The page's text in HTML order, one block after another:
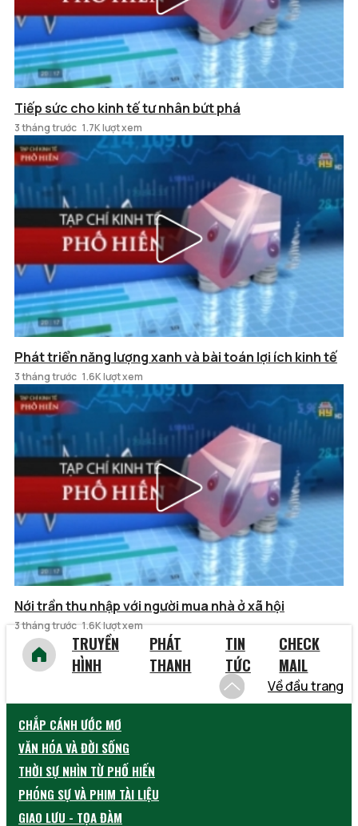
Tiếp sức cho kinh tế tư nhân bứt phá
3 tháng trước 1.7K lượt xem
Phát triển năng lượng xanh và bài toán lợi ích kinh tế
3 tháng trước 1.6K lượt xem
Nới trần thu nhập với người mua nhà ở xã hội
3 tháng trước 1.6K lượt xem
TRUYỀN
HÌNH
PHÁT
THANH
TIN
TỨC
CHECK
MAIL
Về đầu trang
CHẮP CÁNH ƯỚC MƠ
VĂN HÓA VÀ ĐỜI SỐNG
THỜI SỰ NHÌN TỪ PHỐ HIẾN
PHÓNG SỰ VÀ PHIM TÀI LIỆU
GIAO LƯU - TỌA ĐÀM